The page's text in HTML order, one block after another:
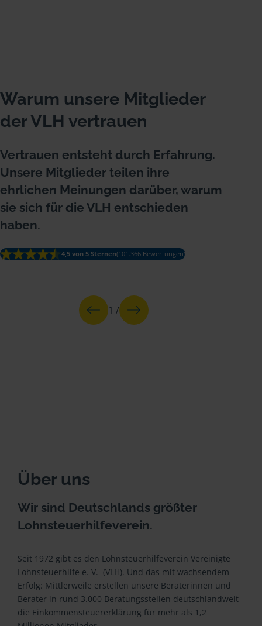
Warum unsere Mitglieder
der VLH vertrauen
Vertrauen entsteht durch Erfahrung.
Unsere Mitglieder teilen ihre
ehrlichen Meinungen darüber, warum
sie sich für die VLH entschieden
haben.
4,5 von 5 Sternen(101.366 Bewertungen)
1 /
Über uns
Wir sind Deutschlands größter
Lohnsteuerhilfeverein.
Seit 1972 gibt es den Lohnsteuerhilfeverein Vereinigte
Lohnsteuerhilfe e. V. (VLH). Und das mit wachsendem
Erfolg: Mittlerweile erstellen unsere Beraterinnen und
Berater in rund 3.000 Beratungsstellen deutschlandweit
die Einkommensteuererklärung für mehr als 1,2